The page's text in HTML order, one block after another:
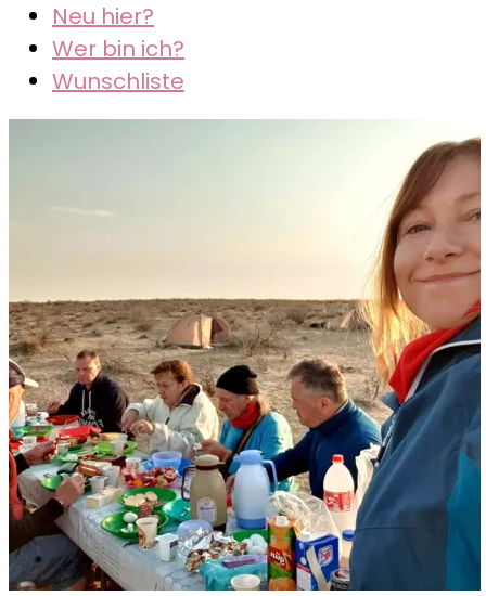
Neu hier?
Wer bin ich?
Wunschliste